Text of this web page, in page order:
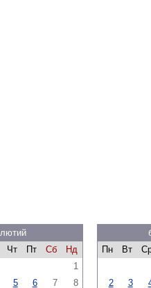
лютий
Чт
Пт Сб
Нд
1
5
6 7 8
Пн
Вт
2
3